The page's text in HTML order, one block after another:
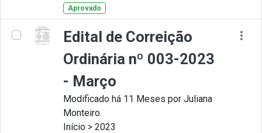
Aprovado
Edital de Correição
Ordinária nº 003-2023
- Março
Modificado há 11 Meses por Juliana
Monteiro.
Início > 2023